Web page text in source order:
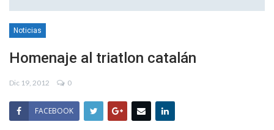
Noticias
Homenaje al triatlon catalán
Dic 19, 2012 0
FACEBOOK